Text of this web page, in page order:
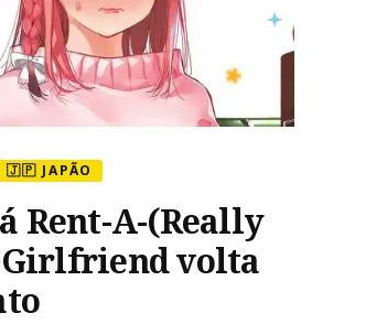
🇯🇵 JAPÃO
Rent-A-(Really
Girlfriend volta